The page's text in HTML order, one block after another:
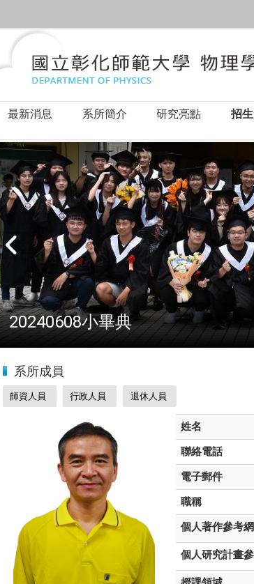
最新消息 系所簡介 研究亮點 招
2024全國物理學科能力競賽
系所成員
師資人員 行政人員 退休人員
姓名
聯絡電話
電子郵件
職稱
個人著作參考
個人研究計畫